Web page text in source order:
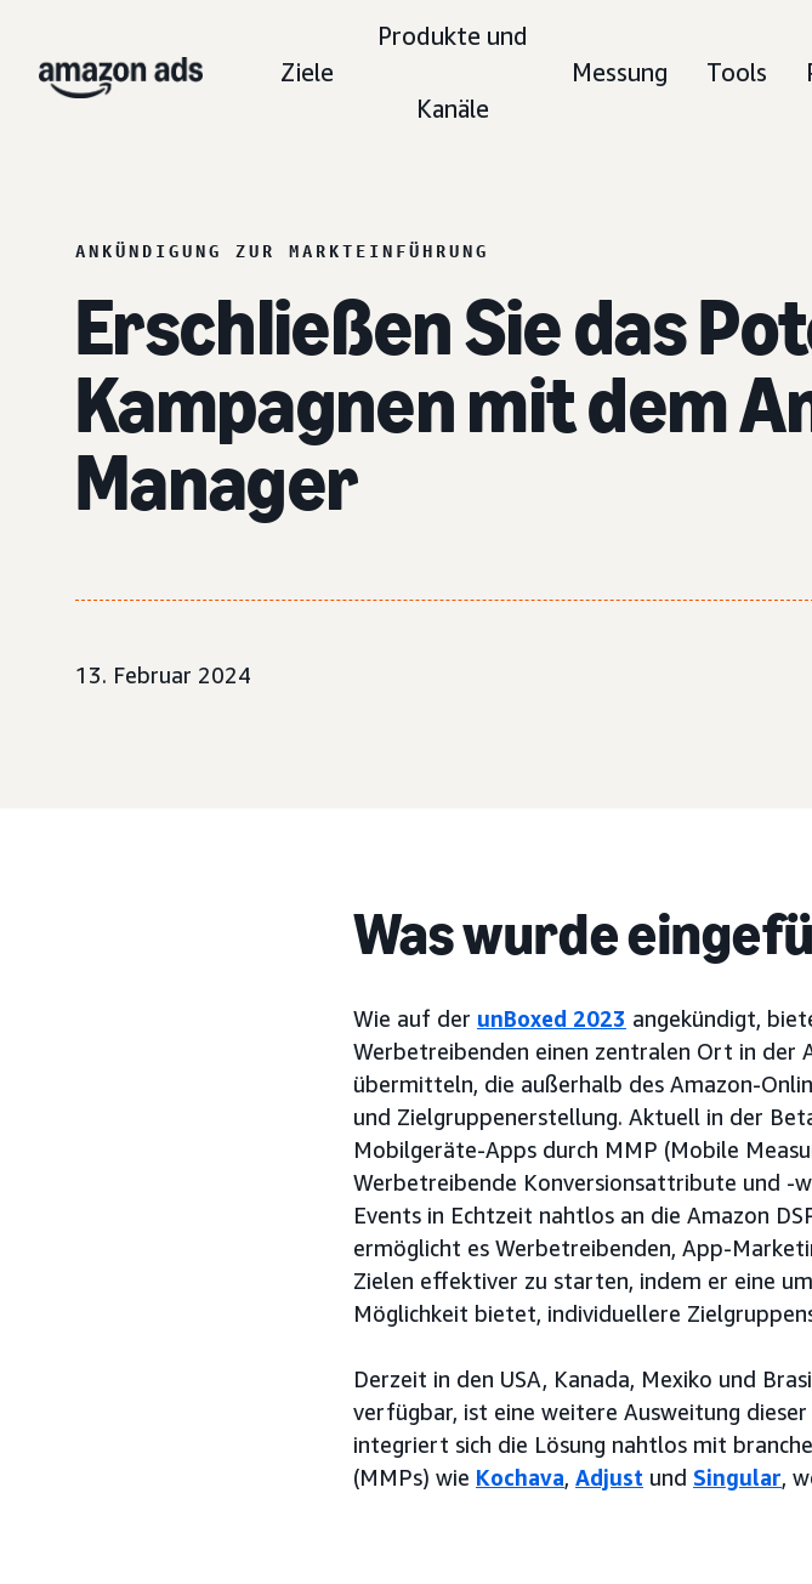
Ziele
Produkte und
Kanäle
Messung Tools
ANKÜNDIGUNG ZUR MARKTEINFÜHRUNG
Erschließen Sie das
Kampagnen mit dem
Manager
13. Februar 2024
Was wurde
Wie auf der unBoxed 2023 angekündigt,
Werbetreibenden einen zentralen Ort in der
übermitteln, die außerhalb des Amazon-
und Zielgruppenerstellung. Aktuell in der
Mobilgeräte-Apps durch MMP (Mobile
Werbetreibende Konversionsattribute und
Events in Echtzeit nahtlos an die Amazon
ermöglicht es Werbetreibenden, App-
Zielen effektiver zu starten, indem er eine
Möglichkeit bietet, individuellere
Derzeit in den USA, Kanada, Mexiko und
verfügbar, ist eine weitere Ausweitung
integriert sich die Lösung nahtlos mit
(MMPs) wie Kochava, Adjust und Singular,